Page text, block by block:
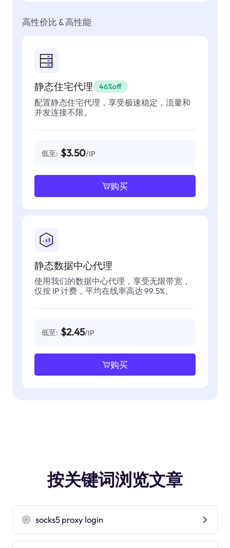
高性价比 & 高性能
静态住宅代理 46%off
配置静态住宅代理，享受极速稳定，流量和
并发连接不限。
低至: $3.50/IP
购买
静态数据中心代理
使用我们的数据中心代理，享受无限带宽，
仅按 IP 计费，平均在线率高达 99.5%。
低至: $2.45/IP
购买
按关键词浏览文章
socks5 proxy login